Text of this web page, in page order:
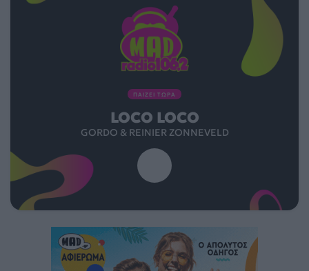
ΠΑΙΖΕΙ ΤΩΡΑ
LOCO LOCO
GORDO & REINIER ZONNEVELD